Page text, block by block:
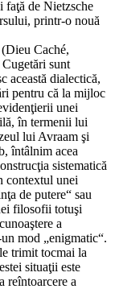
faţă de Nietzsche
printr-o nouă
Caché,
sunt
această dialectică,
pentru că la mijloc
unei
în termenii lui
lui Avraam şi
întâlnim acea
sistematică
contextul unei
de putere“ sau
filosofii totuşi
a
mod „enigmatic“.
trimit tocmai la
situaţii este
reîntoarcere a